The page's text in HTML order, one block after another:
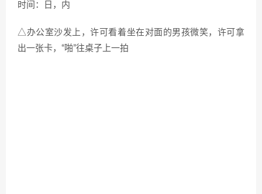
时间：日，内
△办公室沙发上，许可看着坐在对面的男孩微笑，许可拿
出一张卡， “啪 ”往桌子上一拍